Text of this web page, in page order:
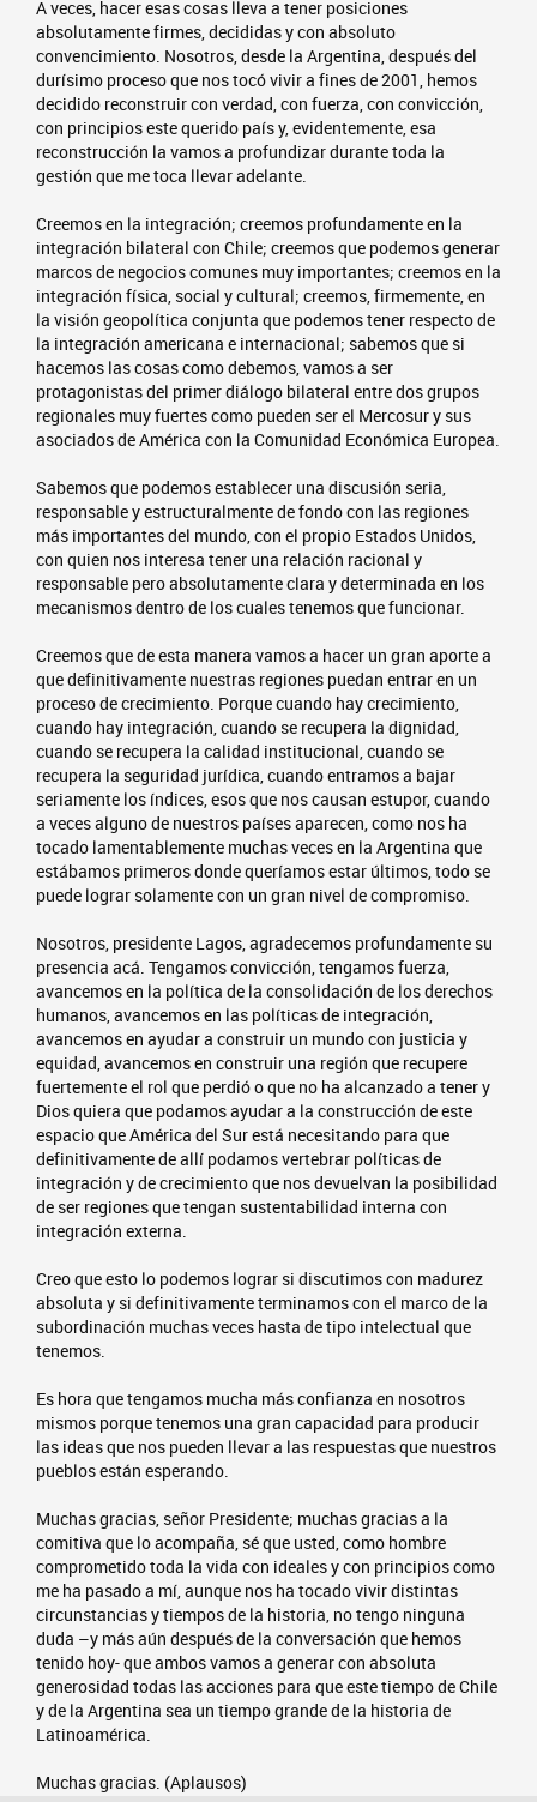
A veces, hacer esas cosas lleva a tener posiciones
absolutamente firmes, decididas y con absoluto
convencimiento. Nosotros, desde la Argentina, después del
durísimo proceso que nos tocó vivir a fines de 2001, hemos
decidido reconstruir con verdad, con fuerza, con convicción,
con principios este querido país y, evidentemente, esa
reconstrucción la vamos a profundizar durante toda la
gestión que me toca llevar adelante.
Creemos en la integración; creemos profundamente en la
integración bilateral con Chile; creemos que podemos generar
marcos de negocios comunes muy importantes; creemos en la
integración física, social y cultural; creemos, firmemente, en
la visión geopolítica conjunta que podemos tener respecto de
la integración americana e internacional; sabemos que si
hacemos las cosas como debemos, vamos a ser
protagonistas del primer diálogo bilateral entre dos grupos
regionales muy fuertes como pueden ser el Mercosur y sus
asociados de América con la Comunidad Económica Europea.
Sabemos que podemos establecer una discusión seria,
responsable y estructuralmente de fondo con las regiones
más importantes del mundo, con el propio Estados Unidos,
con quien nos interesa tener una relación racional y
responsable pero absolutamente clara y determinada en los
mecanismos dentro de los cuales tenemos que funcionar.
Creemos que de esta manera vamos a hacer un gran aporte a
que definitivamente nuestras regiones puedan entrar en un
proceso de crecimiento. Porque cuando hay crecimiento,
cuando hay integración, cuando se recupera la dignidad,
cuando se recupera la calidad institucional, cuando se
recupera la seguridad jurídica, cuando entramos a bajar
seriamente los índices, esos que nos causan estupor, cuando
a veces alguno de nuestros países aparecen, como nos ha
tocado lamentablemente muchas veces en la Argentina que
estábamos primeros donde queríamos estar últimos, todo se
puede lograr solamente con un gran nivel de compromiso.
Nosotros, presidente Lagos, agradecemos profundamente su
presencia acá. Tengamos convicción, tengamos fuerza,
avancemos en la política de la consolidación de los derechos
humanos, avancemos en las políticas de integración,
avancemos en ayudar a construir un mundo con justicia y
equidad, avancemos en construir una región que recupere
fuertemente el rol que perdió o que no ha alcanzado a tener y
Dios quiera que podamos ayudar a la construcción de este
espacio que América del Sur está necesitando para que
definitivamente de allí podamos vertebrar políticas de
integración y de crecimiento que nos devuelvan la posibilidad
de ser regiones que tengan sustentabilidad interna con
integración externa.
Creo que esto lo podemos lograr si discutimos con madurez
absoluta y si definitivamente terminamos con el marco de la
subordinación muchas veces hasta de tipo intelectual que
tenemos.
Es hora que tengamos mucha más confianza en nosotros
mismos porque tenemos una gran capacidad para producir
las ideas que nos pueden llevar a las respuestas que nuestros
pueblos están esperando.
Muchas gracias, señor Presidente; muchas gracias a la
comitiva que lo acompaña, sé que usted, como hombre
comprometido toda la vida con ideales y con principios como
me ha pasado a mí, aunque nos ha tocado vivir distintas
circunstancias y tiempos de la historia, no tengo ninguna
duda –y más aún después de la conversación que hemos
tenido hoy- que ambos vamos a generar con absoluta
generosidad todas las acciones para que este tiempo de Chile
y de la Argentina sea un tiempo grande de la historia de
Latinoamérica.
Muchas gracias. (Aplausos)